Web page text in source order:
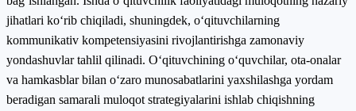
jihatlari ko‘rib chiqiladi, shuningdek, o‘qituvchilarning
kommunikativ kompetensiyasini rivojlantirishga zamonaviy
yondashuvlar tahlil qilinadi. O‘qituvchining o‘quvchilar, ota-onalar
va hamkasblar bilan o‘zaro munosabatlarini yaxshilashga yordam
beradigan samarali muloqot strategiyalarini ishlab chiqishning